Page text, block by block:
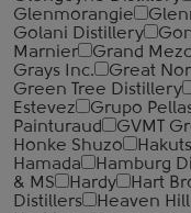
Glenmorangie
Golani Distillery
Marnier
Grand
Grays Inc.
Great
Green Tree Distillery
Estevez
Grupo
Painturaud
GVMT
Honke Shuzo
Hamada
Hamburg
& MS
Hardy Hart
Distillers
Heaven